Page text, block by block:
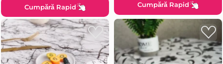
Cumpără Rapid Cumpără Rapid